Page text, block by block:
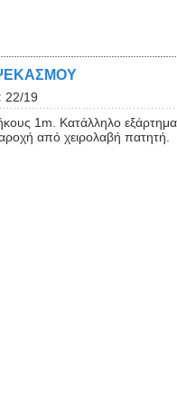
22/19
1m. Κατάλληλο
από χειρολαβή πατητή.